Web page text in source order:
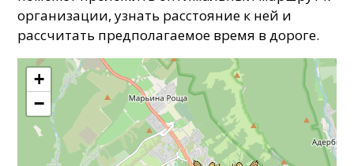
организации, узнать расстояние к ней и
рассчитать предполагаемое время в дороге.
+
−